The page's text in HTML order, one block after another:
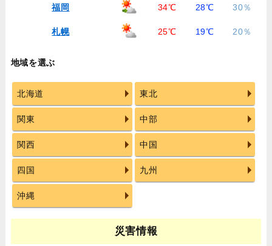
福岡 34℃ 28℃ 30％
札幌 25℃ 19℃ 20％
地域を選ぶ
北海道 東北
関東 中部
関西 中国
四国 九州
沖縄
災害情報